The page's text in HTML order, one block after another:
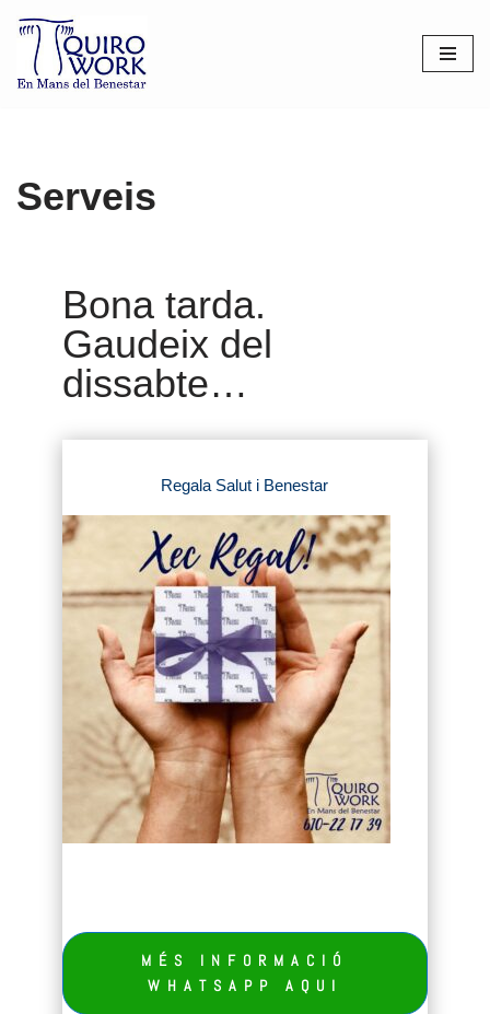
Saltar
al
Serveis
Bona tarda.
Gaudeix del
dissabte…
Regala Salut i Benestar
MÉS INFORMACIÓ
WHATSAPP AQUI